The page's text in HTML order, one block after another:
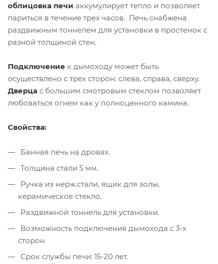
облицовка печи аккумулирует тепло и позволяет
париться в течение трех часов. Печь снабжена
раздвижным тоннелем для установки в простенок с
разной толщиной стен.
Подключение к дымоходу может быть
осуществлено с трех сторон: слева, справа, сверху.
Дверца с большим смотровым стеклом позволяет
любоваться огнем как у полноценного камина.
Свойства:
Банная печь на дровах.
Толщина стали 5 мм.
Ручка из нерж.стали, ящик для золы,
керамическое стекло.
Раздвижной тоннель для установки.
Возможность подключения дымохода с 3-х
сторон
Срок службы печи: 15-20 лет.